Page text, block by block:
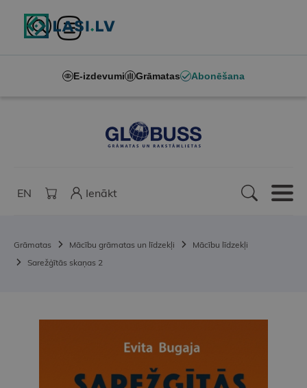
E-izdevumi Grāmatas Abonēšana
EN Ienākt
Grāmatas Mācību grāmatas un līdzekļi
Mācību līdzekļi
Sarežģītās skaņas 2